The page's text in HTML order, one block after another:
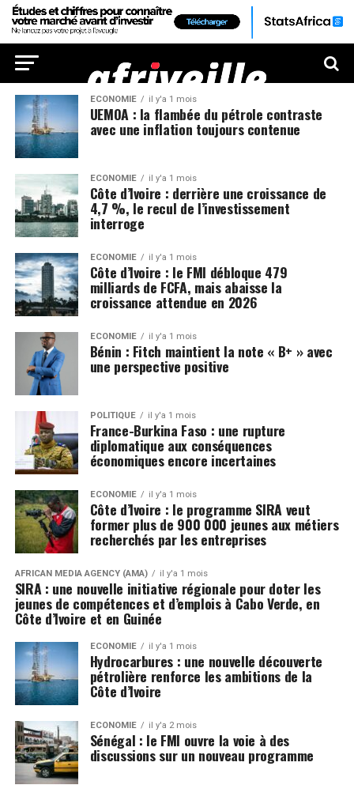
ECONOMIE il y'a 1 mois
UEMOA : la flambée du pétrole contraste
avec une inflation toujours contenue
ECONOMIE il y'a 1 mois
Côte d’Ivoire : derrière une croissance de
4,7 %, le recul de l’investissement
interroge
ECONOMIE il y'a 1 mois
Côte d’Ivoire : le FMI débloque 479
milliards de FCFA, mais abaisse la
croissance attendue en 2026
ECONOMIE il y'a 1 mois
Bénin : Fitch maintient la note « B+ » avec
une perspective positive
POLITIQUE il y'a 1 mois
France-Burkina Faso : une rupture
diplomatique aux conséquences
économiques encore incertaines
ECONOMIE il y'a 1 mois
Côte d’Ivoire : le programme SIRA veut
former plus de 900 000 jeunes aux métiers
recherchés par les entreprises
AFRICAN MEDIA AGENCY (AMA) il y'a 1 mois
SIRA : une nouvelle initiative régionale pour doter les
jeunes de compétences et d’emplois à Cabo Verde, en
Côte d’Ivoire et en Guinée
ECONOMIE il y'a 1 mois
Hydrocarbures : une nouvelle découverte
pétrolière renforce les ambitions de la
Côte d’Ivoire
ECONOMIE il y'a 2 mois
Sénégal : le FMI ouvre la voie à des
discussions sur un nouveau programme